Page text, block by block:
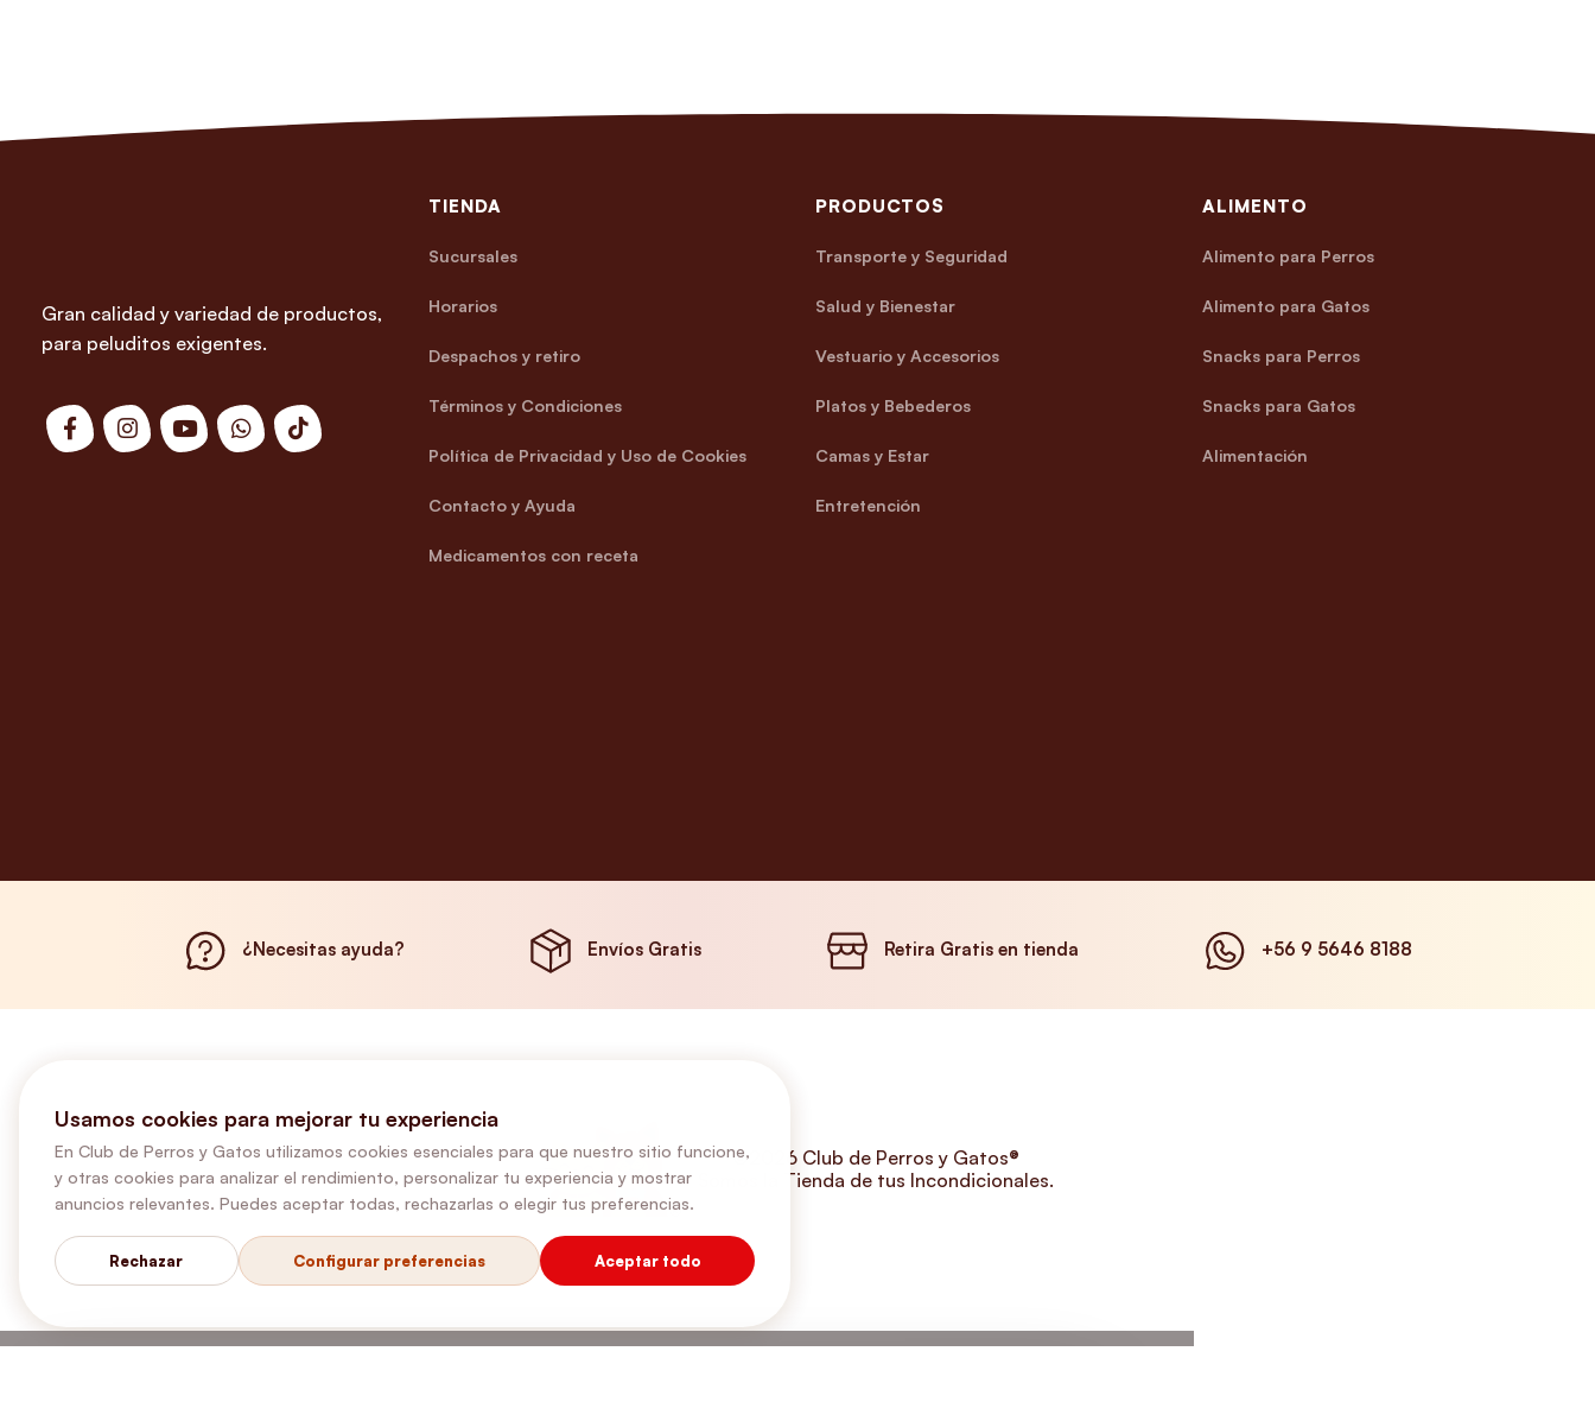
Gran calidad y variedad de productos,
para peluditos exigentes.
TIENDA
Sucursales
Horarios
Despachos y retiro
Términos y Condiciones
Política de Privacidad y Uso de Cookies
Contacto y Ayuda
Medicamentos con receta
PRODUCTOS
Transporte y Seguridad
Salud y Bienestar
Vestuario y Accesorios
Platos y Bebederos
Camas y Estar
Entretención
ALIMENTO
Alimento para Perros
Alimento para Gatos
Snacks para Perros
Snacks para Gatos
Alimentación
¿Necesitas ayuda? Envíos Gratis Retira Gratis en tienda +56 9 5646 8188
©2026 Club de Perros y Gatos®
Somos la Tienda de tus Incondicionales.
Usamos cookies para mejorar tu experiencia
En Club de Perros y Gatos utilizamos cookies esenciales para que nuestro sitio funcione,
y otras cookies para analizar el rendimiento, personalizar tu experiencia y mostrar
anuncios relevantes. Puedes aceptar todas, rechazarlas o elegir tus preferencias.
Rechazar Configurar preferencias Aceptar todo